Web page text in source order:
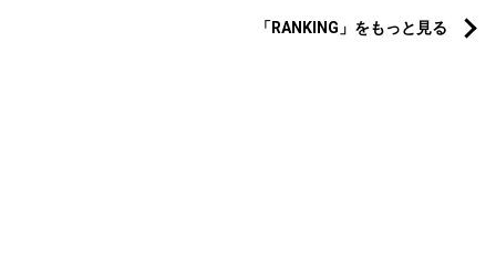
「RANKING」をもっと見る